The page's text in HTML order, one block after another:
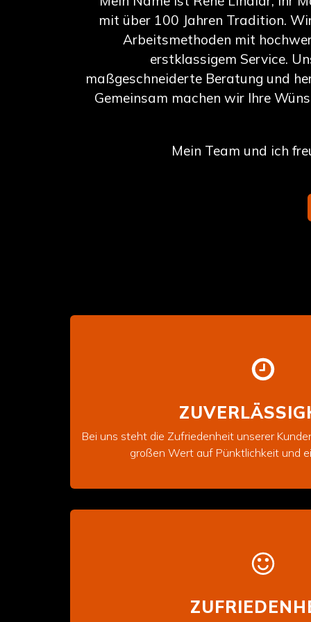
mit über 100 Jahren Tradition.
Arbeitsmethoden mit
erstklassigem Service.
maßgeschneiderte Beratung und
Gemeinsam machen wir Ihre
Mein Team und ich
Bei uns steht die Zufriedenheit unserer
großen Wert auf Pünktlichkeit und